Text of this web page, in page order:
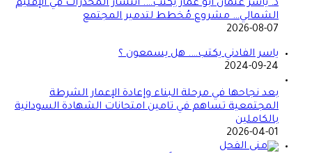
د. ياسر عثمان أبو عمار يكتب…. انتشار المخدرات في الإقليم
الشمالي… مشروع مُخطط لتدمير المجتمع
2026-08-07
ياسر الفادني يكتب…. هل يسمعون ؟
2024-09-24
بعد نجاحها في مرحلة البناء وإعادة الإعمار الشرطة
المجتمعية تساهم في تامين امتحانات الشهادة السودانية
بالكاملين
2026-04-01